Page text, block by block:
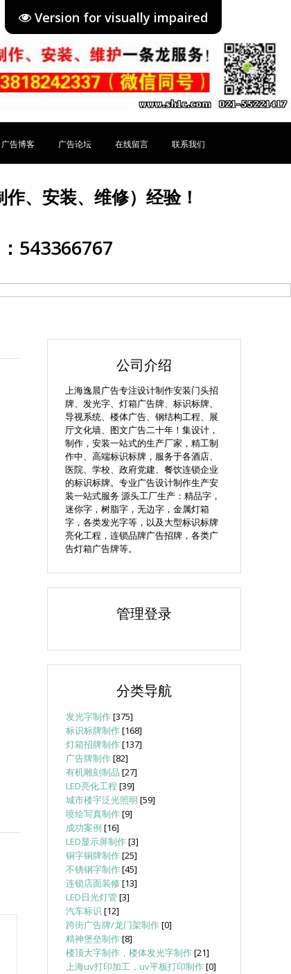
Version for visually impaired
广告博客 广告论坛 在线留言 联系我们
、安装、维修）经验！
543366767
公司介绍
上海逸晨广告专注设计制作安装门头招
牌、发光字、灯箱广告牌、标识标牌、
导视系统、楼体广告、钢结构工程、展
厅文化墙、图文广告二十年！集设计，
制作，安装一站式的生产厂家，精工制
作中、高端标识标牌，服务于各酒店、
医院、学校、政府党建、餐饮连锁企业
的标识标牌。专业广告设计制作生产安
装一站式服务 源头工厂生产：精品字，
迷你字，树脂字，无边字，金属灯箱
字，各类发光字等，以及大型标识标牌
亮化工程，连锁品牌广告招牌，各类广
告灯箱广告牌等。
管理登录
分类导航
发光字制作[375]
标识标牌制作[168]
灯箱招牌制作[137]
广告牌制作[82]
有机雕刻制品 [27]
LED亮化工程 [39]
城市楼宇泛光照明 [59]
喷绘写真制作[9]
成功案例 [16]
LED显示屏制作[3]
铜字铜牌制作[25]
不锈钢字制作[45]
连锁店面装修 [13]
LED日光灯管[3]
汽车标识 [12]
跨街广告牌/龙门架制作[0]
精神堡垒制作[8]
楼顶大字制作，楼体发光字制作[21]
上海uv打印加工，uv平板打印制作[0]